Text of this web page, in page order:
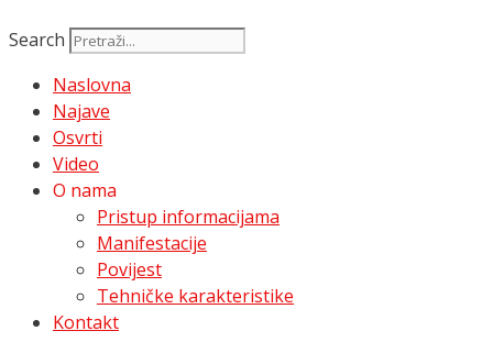
Search
Naslovna
Najave
Osvrti
Video
O nama
Pristup informacijama
Manifestacije
Povijest
Tehničke karakteristike
Kontakt